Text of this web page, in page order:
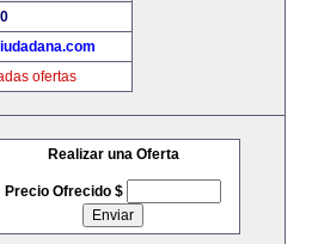
ofertas
Realizar una Oferta
Precio Ofrecido $